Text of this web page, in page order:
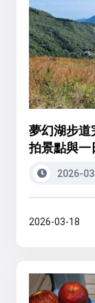
夢幻湖步
拍景點與一
2026-
2026-03-18